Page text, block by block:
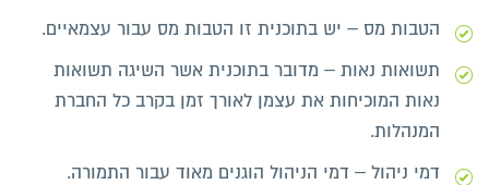
הטבות מס – יש בתוכנית זו הטבות מס עבור עצמאיים.
תשואות נאות – מדובר בתוכנית אשר השיגה תשואות
נאות המוכיחות את עצמן לאורך זמן בקרב כל החברת
המנהלות.
דמי ניהול – דמי הניהול הוגנים מאוד עבור התמורה.